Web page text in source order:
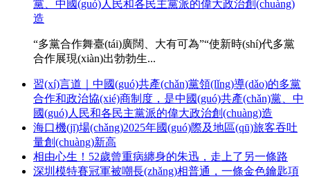
黨、中國(guó)人民和各民主黨派的偉大政治創(chuàng)
造
“多黨合作舞臺(tái)廣闊、大有可為”“使新時(shí)代多黨
合作展現(xiàn)出勃勃生...
習(xí)言道｜中國(guó)共產(chǎn)黨領(lǐng)導(dǎo)的多黨
合作和政治協(xié)商制度，是中國(guó)共產(chǎn)黨、中
國(guó)人民和各民主黨派的偉大政治創(chuàng)造
海口機(jī)場(chǎng)2025年國(guó)際及地區(qū)旅客吞吐
量創(chuàng)新高
相由心生！52歲曾重病纏身的朱迅，走上了另一條路
深圳模特賽冠軍被嘲長(zhǎng)相普通，一條金色鑰匙項